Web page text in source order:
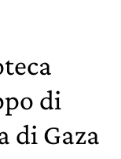
di
di Gaza